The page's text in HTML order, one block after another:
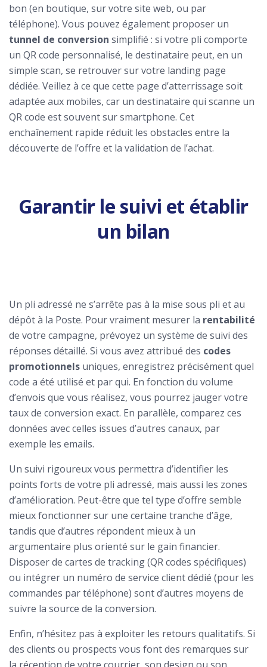
bon (en boutique, sur votre site web, ou par
téléphone). Vous pouvez également proposer un
tunnel de conversion simplifié : si votre pli comporte
un QR code personnalisé, le destinataire peut, en un
simple scan, se retrouver sur votre landing page
dédiée. Veillez à ce que cette page d’atterrissage soit
adaptée aux mobiles, car un destinataire qui scanne un
QR code est souvent sur smartphone. Cet
enchaînement rapide réduit les obstacles entre la
découverte de l’offre et la validation de l’achat.
Garantir le suivi et établir
un bilan
Un pli adressé ne s’arrête pas à la mise sous pli et au
dépôt à la Poste. Pour vraiment mesurer la rentabilité
de votre campagne, prévoyez un système de suivi des
réponses détaillé. Si vous avez attribué des codes
promotionnels uniques, enregistrez précisément quel
code a été utilisé et par qui. En fonction du volume
d’envois que vous réalisez, vous pourrez jauger votre
taux de conversion exact. En parallèle, comparez ces
données avec celles issues d’autres canaux, par
exemple les emails.
Un suivi rigoureux vous permettra d’identifier les
points forts de votre pli adressé, mais aussi les zones
d’amélioration. Peut-être que tel type d’offre semble
mieux fonctionner sur une certaine tranche d’âge,
tandis que d’autres répondent mieux à un
argumentaire plus orienté sur le gain financier.
Disposer de cartes de tracking (QR codes spécifiques)
ou intégrer un numéro de service client dédié (pour les
commandes par téléphone) sont d’autres moyens de
suivre la source de la conversion.
Enfin, n’hésitez pas à exploiter les retours qualitatifs. Si
des clients ou prospects vous font des remarques sur